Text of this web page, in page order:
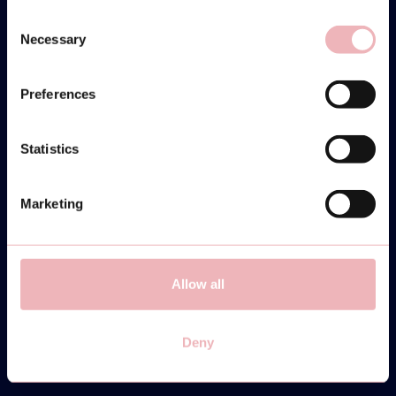
Selection
Necessary
Preferences
Statistics
Marketing
Allow all
Deny